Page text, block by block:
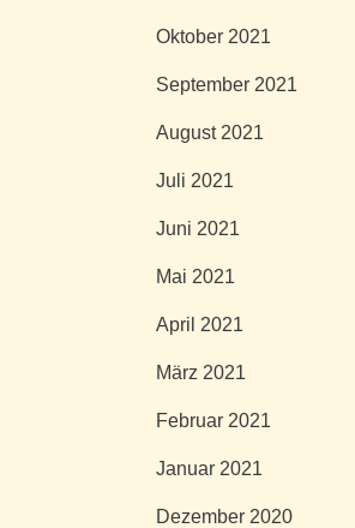
Oktober 2021
September 2021
August 2021
Juli 2021
Juni 2021
Mai 2021
April 2021
März 2021
Februar 2021
Januar 2021
Dezember 2020